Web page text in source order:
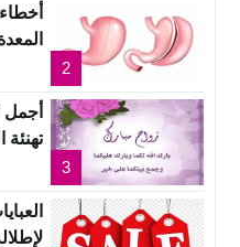
2
3
أجمل